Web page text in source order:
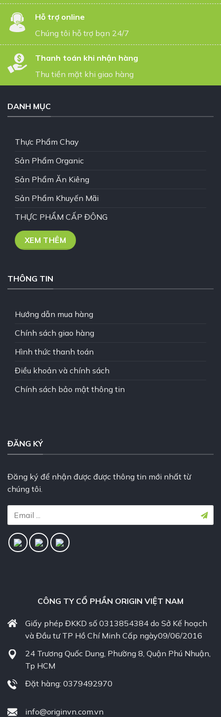
Hỗ trợ online
Chúng tôi hỗ trợ bạn 24/7
Thanh toán khi nhận hàng
Thu tiền mặt khi giao hàng
DANH MỤC
Thực Phẩm Chay
Sản Phẩm Organic
Sản Phẩm Ăn Kiêng
Sản Phẩm Khuyến Mãi
THỰC PHẨM CẤP ĐÔNG
XEM THÊM
THÔNG TIN
Hướng dẫn mua hàng
Chính sách giao hàng
Hình thức thanh toán
Điều khoản và chính sách
Chính sách bảo mật thông tin
ĐĂNG KÝ
Đăng ký để nhận được được thông tin mới nhất từ
chúng tôi.
CÔNG TY CỔ PHẦN ORIGIN VIỆT NAM
Giấy phép ĐKKD số 0313854384 do Sở Kế hoạch
và Đầu tư TP Hồ Chí Minh Cấp ngày09/06/2016
24 Trương Quốc Dung, Phường 8, Quận Phú Nhuận,
Tp HCM
Đặt hàng: 0379492970
info@originvn.com.vn